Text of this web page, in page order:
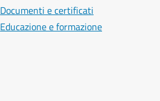
Documenti e certificati
Educazione e formazione